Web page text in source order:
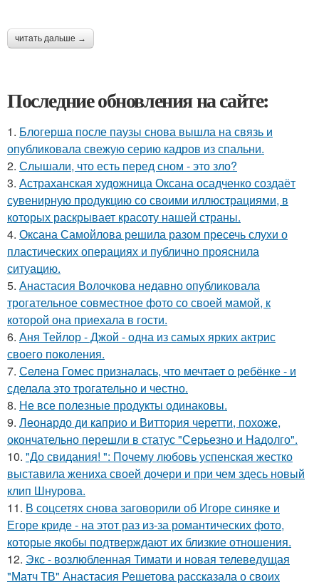
читать дальше →
Последние обновления на сайте:
1. Блогерша после паузы снова вышла на связь и
опубликовала свежую серию кадров из спальни.
2. Слышали, что есть перед сном - это зло?
3. Астраханская художница Оксана осадченко создаёт
сувенирную продукцию со своими иллюстрациями, в
которых раскрывает красоту нашей страны.
4. Оксана Самойлова решила разом пресечь слухи о
пластических операциях и публично прояснила
ситуацию.
5. Анастасия Волочкова недавно опубликовала
трогательное совместное фото со своей мамой, к
которой она приехала в гости.
6. Аня Тейлор - Джой - одна из самых ярких актрис
своего поколения.
7. Селена Гомес призналась, что мечтает о ребёнке - и
сделала это трогательно и честно.
8. Не все полезные продукты одинаковы.
9. Леонардо ди каприо и Виттория черетти, похоже,
окончательно перешли в статус "Серьезно и Надолго".
10. "До свидания! ": Почему любовь успенская жестко
выставила жениха своей дочери и при чем здесь новый
клип Шнурова.
11. В соцсетях снова заговорили об Игоре синяке и
Егоре криде - на этот раз из-за романтических фото,
которые якобы подтверждают их близкие отношения.
12. Экс - возлюбленная Тимати и новая телеведущая
"Матч ТВ" Анастасия Решетова рассказала о своих